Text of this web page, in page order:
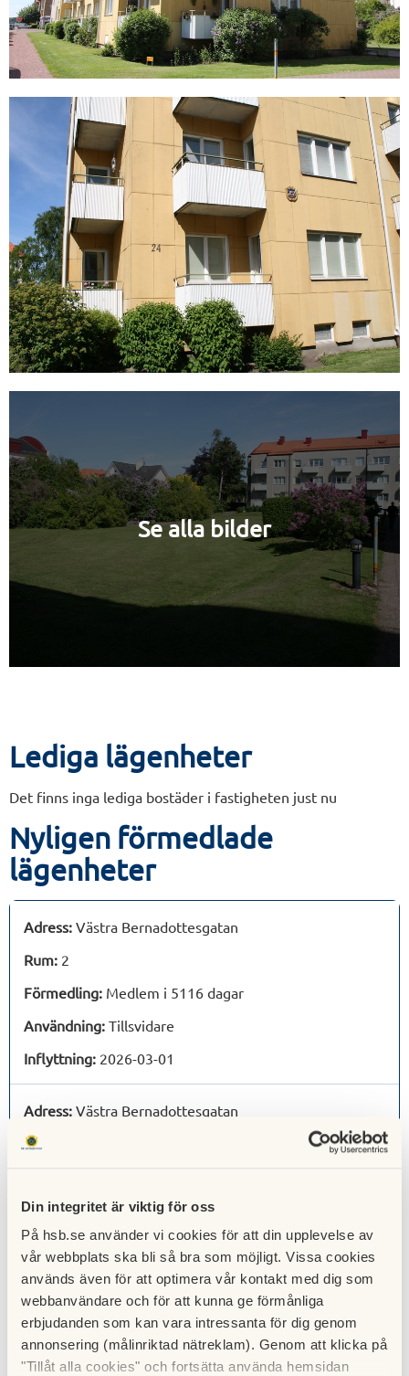
Din integritet är viktig för oss
På hsb.se använder vi cookies för att din upplevelse av
vår webbplats ska bli så bra som möjligt. Vissa cookies
används även för att optimera vår kontakt med dig som
webbanvändare och för att kunna ge förmånliga
erbjudanden som kan vara intressanta för dig genom
annonsering (målinriktad nätreklam). Genom att klicka på
"Tillåt alla cookies" och fortsätta använda hemsidan
Se alla bilder
Lediga lägenheter
Det finns inga lediga bostäder i fastigheten just nu
Nyligen förmedlade
lägenheter
Adress: Västra Bernadottesgatan
Rum: 2
Förmedling: Medlem i 5116 dagar
Användning: Tillsvidare
Inflyttning: 2026-03-01
Adress: Västra Bernadottesgatan
Rum:
Användning:Tillsvidare
Inflyttning:2026-01-26
Adress:Västra Bernadottesgatan
Rum:2
Förmedling:
20bosparpoäng